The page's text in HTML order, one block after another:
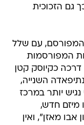
גם הזכוכית
המפורסם, עם שלל
המפורסמות
כקיוסק קטן
השנייה,
יותר במרכז
מיזם חדש,
מאזן", ואין